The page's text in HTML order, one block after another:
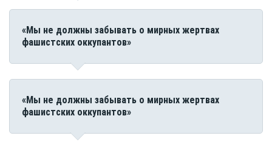
«Мы не должны забывать о мирных жертвах
фашистских оккупантов»
«Мы не должны забывать о мирных жертвах
фашистских оккупантов»